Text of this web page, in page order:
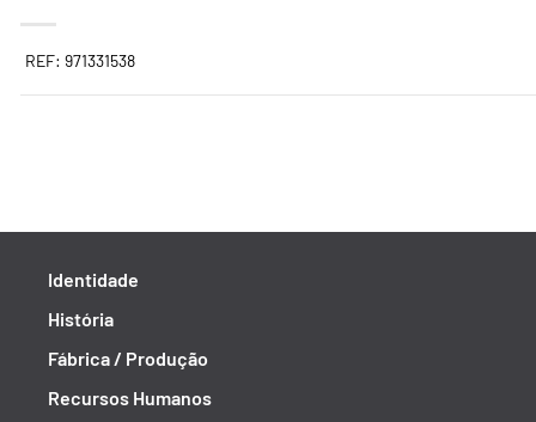
REF: 971331538
Identidade
História
Fábrica / Produção
Recursos Humanos